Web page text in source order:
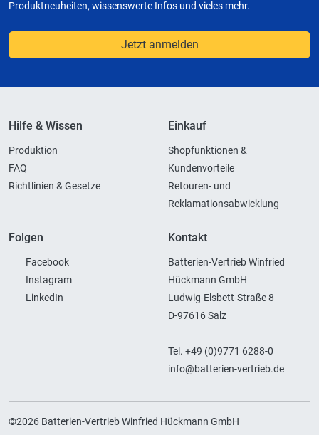
Produktneuheiten, wissenswerte Infos und vieles mehr.
Jetzt anmelden
Hilfe & Wissen
Produktion
FAQ
Richtlinien & Gesetze
Einkauf
Shopfunktionen &
Kundenvorteile
Retouren- und
Reklamationsabwicklung
Folgen
Facebook
Instagram
LinkedIn
Kontakt
Batterien-Vertrieb Winfried
Hückmann GmbH
Ludwig-Elsbett-Straße 8
D-97616 Salz
Tel. +49 (0)9771 6288-0
info@batterien-vertrieb.de
©2026 Batterien-Vertrieb Winfried Hückmann GmbH